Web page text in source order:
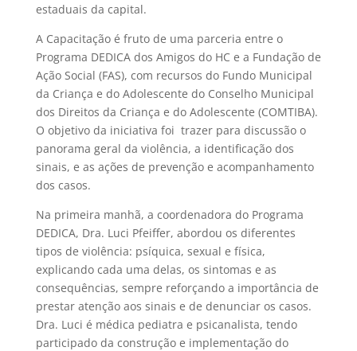
estaduais da capital.
A Capacitação é fruto de uma parceria entre o
Programa DEDICA dos Amigos do HC e a Fundação de
Ação Social (FAS), com recursos do Fundo Municipal
da Criança e do Adolescente do Conselho Municipal
dos Direitos da Criança e do Adolescente (COMTIBA).
O objetivo da iniciativa foi trazer para discussão o
panorama geral da violência, a identificação dos
sinais, e as ações de prevenção e acompanhamento
dos casos.
Na primeira manhã, a coordenadora do Programa
DEDICA, Dra. Luci Pfeiffer, abordou os diferentes
tipos de violência: psíquica, sexual e física,
explicando cada uma delas, os sintomas e as
consequências, sempre reforçando a importância de
prestar atenção aos sinais e de denunciar os casos.
Dra. Luci é médica pediatra e psicanalista, tendo
participado da construção e implementação do